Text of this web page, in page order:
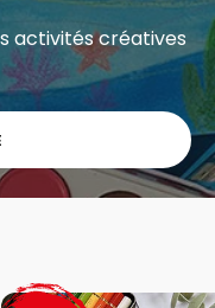
activités créatives